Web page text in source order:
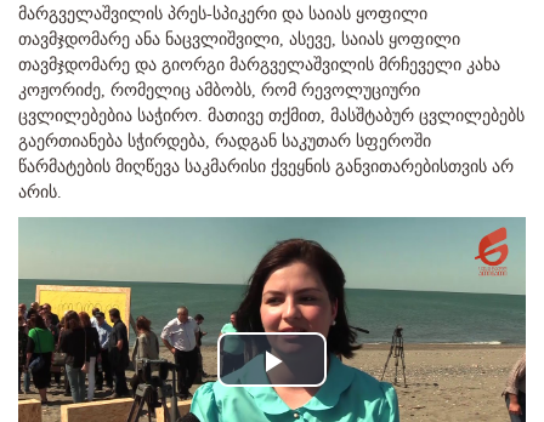
მარგველაშვილის პრეს-სპიკერი და საიას ყოფილი
თავმჯდომარე ანა ნაცვლიშვილი, ასევე, საიას ყოფილი
თავმჯდომარე და გიორგი მარგველაშვილის მრჩეველი კახა
კოჟორიძე, რომელიც ამბობს, რომ რევოლუციური
ცვლილებებია საჭირო. მათივე თქმით, მასშტაბურ ცვლილებებს
გაერთიანება სჭირდება, რადგან საკუთარ სფეროში
წარმატების მიღწევა საკმარისი ქვეყნის განვითარებისთვის არ
არის.
Play